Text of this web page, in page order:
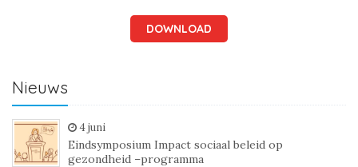
DOWNLOAD
Nieuws
4 juni
Eindsymposium Impact sociaal beleid op
gezondheid –programma